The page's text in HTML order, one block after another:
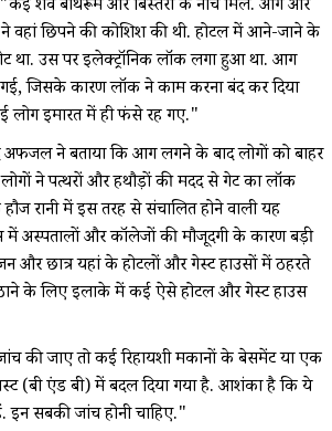
"कई शव बाथरूम और बिस्तरों के नीचे मिले. आग और
वहां छिपने की कोशिश की थी. होटल में आने-जाने के
था. उस पर इलेक्ट्रॉनिक लॉक लगा हुआ था. आग
जिसके कारण लॉक ने काम करना बंद कर दिया
इमारत में ही फंसे रह गए."
अफजल ने बताया कि आग लगने के बाद लोगों को बाहर
ने पत्थरों और हथौड़ों की मदद से गेट का लॉक
रानी में इस तरह से संचालित होने वाली यह
में अस्पतालों और कॉलेजों की मौजूदगी के कारण बड़ी
और छात्र यहां के होटलों और गेस्ट हाउसों में ठहरते
के लिए इलाके में कई ऐसे होटल और गेस्ट हाउस
की जाए तो कई रिहायशी मकानों के बेसमेंट या एक
(बी एंड बी) में बदल दिया गया है. आशंका है कि ये
सबकी जांच होनी चाहिए."